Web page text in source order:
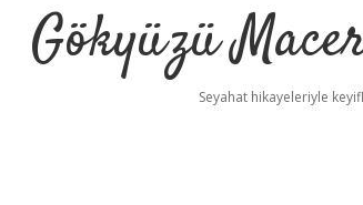
Gökyüzü
Seyahat hikayeleriyle